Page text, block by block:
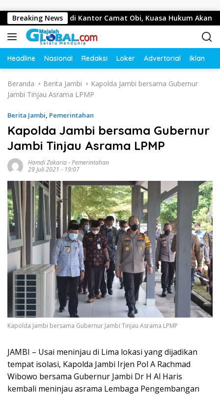
Breaking News
Wartawan di Kantor Camat Obi, Kuasa Hukum Akan
Headline Nasional Redaksi Loker Advertorial Iklan
Beranda Berita Jambi
Kapolda Jambi bersama Gubernur
Jambi Tinjau Asrama LPMP
Berita Jambi, Pemerintahan
Kapolda Jambi bersama Gubernur
Jambi Tinjau Asrama LPMP
Hamdi Zakaria-Pemerintahan
29 Juli 2021 - 19:07
Kapolda Jambi bersama Gubernur Jambi Tinjau Asrama LPMP
JAMBI – Usai meninjau di Lima lokasi yang dijadikan
tempat isolasi, Kapolda Jambi Irjen Pol A Rachmad
Wibowo bersama Gubernur Jambi Dr H Al Haris
kembali meninjau asrama Lembaga Pengembangan